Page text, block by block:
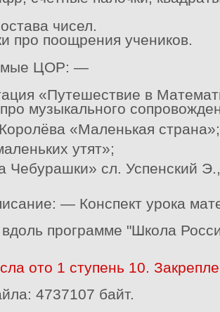
чисел.
про поощрения учеников.
ЦОР: —
«Путешествие в
музыкального
«Маленькая страна»;
утят»;
Чебурашки» сл. Успенский
— Конспект урока
вдоль программе "Школа
ото 1 ступень 10.
4737107 байт.